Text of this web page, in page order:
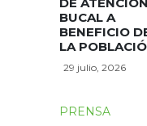
BUCAL A
BENEFICIO
LA
29 julio, 2026
PRENSA